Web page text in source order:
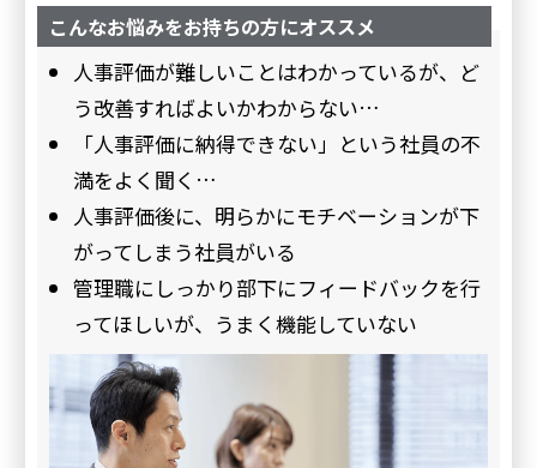
こんなお悩みをお持ちの方にオススメ
人事評価が難しいことはわかっているが、ど
う改善すればよいかわからない…
「人事評価に納得できない」という社員の不
満をよく聞く…
人事評価後に、明らかにモチベーションが下
がってしまう社員がいる
管理職にしっかり部下にフィードバックを行
ってほしいが、うまく機能していない